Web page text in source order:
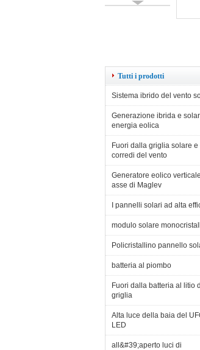
Tutti i prodotti
Sistema ibrido del vento
Generazione ibrida e
energia eolica
Fuori dalla griglia solare e
corredi del vento
Generatore eolico
asse di Maglev
I pannelli solari ad alta
modulo solare
Policristallino pannello
batteria al piombo
Fuori dalla batteria al litio
griglia
Alta luce della baia del
LED
all&#39;aperto luci di